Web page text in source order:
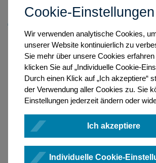
Cookie-Einstellungen
Wir verwenden analytische Cookies,
unserer Website kontinuierlich zu
Sie mehr über unsere Cookies
klicken Sie auf „Individuelle Cookie-
Durch einen Klick auf „Ich akzeptiere“
der Verwendung aller Cookies zu. Sie
Einstellungen jederzeit ändern oder
Ich akzeptiere
Individuelle Cookie-
Zurück